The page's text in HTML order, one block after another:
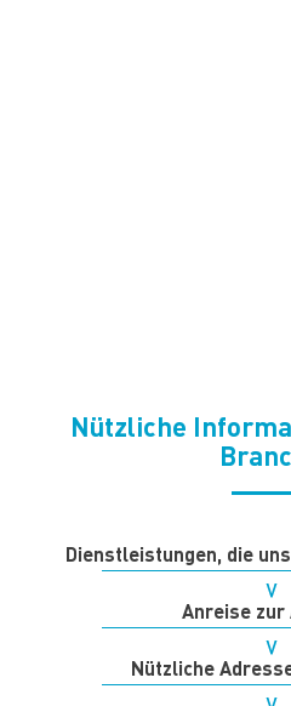
Nützliche
Dienstleistungen, die
Anreise zur
Nützliche